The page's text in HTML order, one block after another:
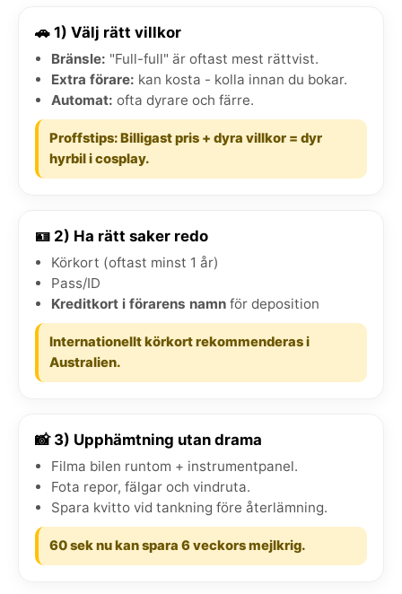
🚗 1) Välj rätt villkor
Bränsle: "Full-full" är oftast mest rättvist.
Extra förare: kan kosta - kolla innan du bokar.
Automat: ofta dyrare och färre.
Proffstips: Billigast pris + dyra villkor = dyr
hyrbil i cosplay.
🪪 2) Ha rätt saker redo
Körkort (oftast minst 1 år)
Pass/ID
Kreditkort i förarens namn för deposition
Internationellt körkort rekommenderas i
Australien.
📸 3) Upphämtning utan drama
Filma bilen runtom + instrumentpanel.
Fota repor, fälgar och vindruta.
Spara kvitto vid tankning före återlämning.
60 sek nu kan spara 6 veckors mejlkrig.